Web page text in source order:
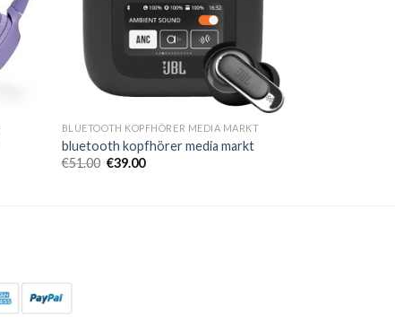
BLUETOOTH KOPFHÖRER MEDIA MARKT
bluetooth kopfhörer media markt
€51.00 €39.00